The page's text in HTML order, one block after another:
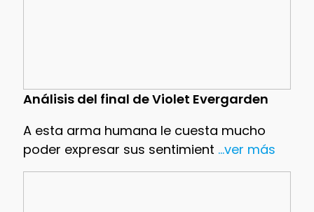
Análisis del final de Violet Evergarden
A esta arma humana le cuesta mucho
poder expresar sus sentimient ...ver más